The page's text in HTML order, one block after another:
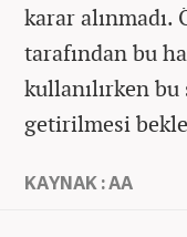
karar alınmadı.
tarafından bu
kullanılırken
getirilmesi
KAYNAK : AA